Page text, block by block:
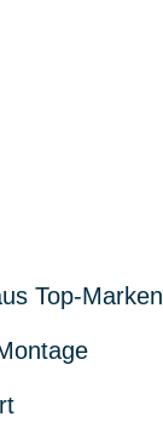
Top-Marken